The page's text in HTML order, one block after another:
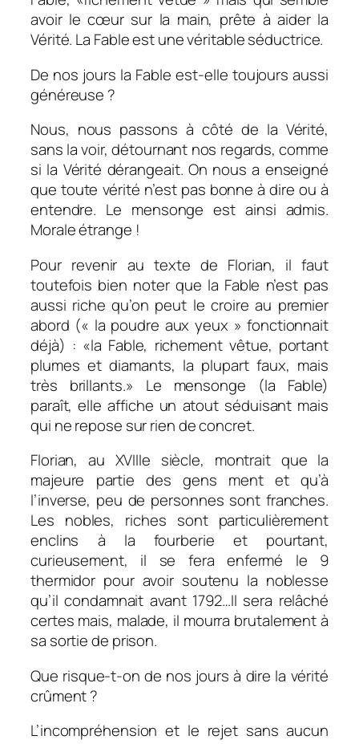
avoir le cœur sur la main, prête à aider la
Vérité. La Fable est une véritable séductrice.
De nos jours la Fable est-elle toujours aussi
généreuse ?
Nous, nous passons à côté de la Vérité,
sans la voir, détournant nos regards, comme
si la Vérité dérangeait. On nous a enseigné
que toute vérité n’est pas bonne à dire ou à
entendre. Le mensonge est ainsi admis.
Morale étrange !
Pour revenir au texte de Florian, il faut
toutefois bien noter que la Fable n’est pas
aussi riche qu’on peut le croire au premier
abord (« la poudre aux yeux » fonctionnait
déjà) : «la Fable, richement vêtue, portant
plumes et diamants, la plupart faux, mais
très brillants.» Le mensonge (la Fable)
paraît, elle affiche un atout séduisant mais
qui ne repose sur rien de concret.
Florian, au XVIIIe siècle, montrait que la
majeure partie des gens ment et qu’à
l’inverse, peu de personnes sont franches.
Les nobles, riches sont particulièrement
enclins à la fourberie et pourtant,
curieusement, il se fera enfermé le 9
thermidor pour avoir soutenu la noblesse
qu’il condamnait avant 1792…Il sera relâché
certes mais, malade, il mourra brutalement à
sa sortie de prison.
Que risque-t-on de nos jours à dire la vérité
crûment ?
L’incompréhension et le rejet sans aucun